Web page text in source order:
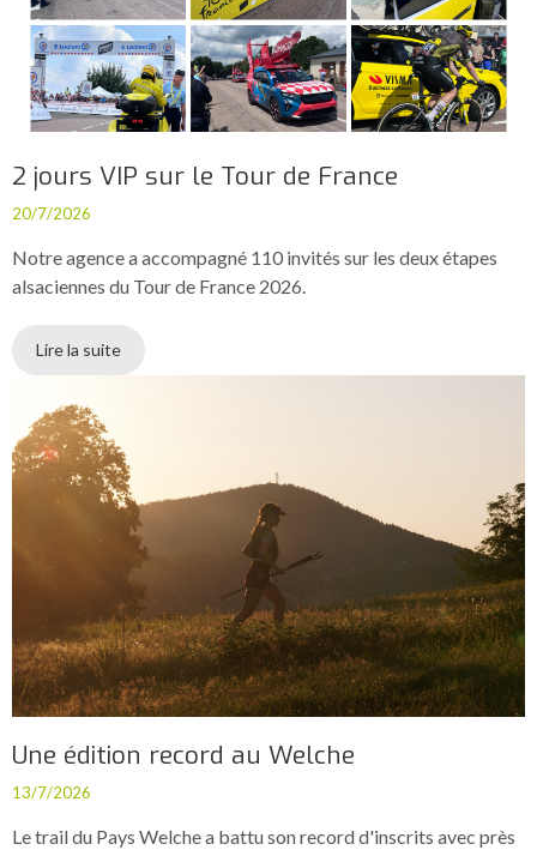
2 jours VIP sur le Tour de France
20/7/2026
Notre agence a accompagné 110 invités sur les deux étapes
alsaciennes du Tour de France 2026.
Lire la suite
Une édition record au Welche
13/7/2026
Le trail du Pays Welche a battu son record d'inscrits avec près